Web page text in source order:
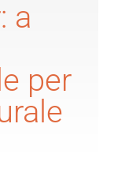
a
per